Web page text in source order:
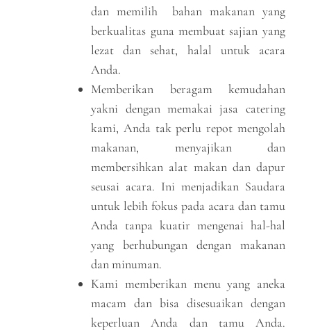
dan memilih bahan makanan yang
berkualitas guna membuat sajian yang
lezat dan sehat, halal untuk acara
Anda.
Memberikan beragam kemudahan
yakni dengan memakai jasa catering
kami, Anda tak perlu repot mengolah
makanan, menyajikan dan
membersihkan alat makan dan dapur
seusai acara. Ini menjadikan Saudara
untuk lebih fokus pada acara dan tamu
Anda tanpa kuatir mengenai hal-hal
yang berhubungan dengan makanan
dan minuman.
Kami memberikan menu yang aneka
macam dan bisa disesuaikan dengan
keperluan Anda dan tamu Anda.